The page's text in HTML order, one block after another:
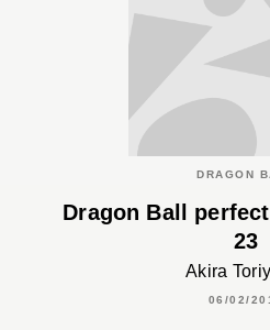
DRAGON
Dragon Ball
23
Akira
06/02/